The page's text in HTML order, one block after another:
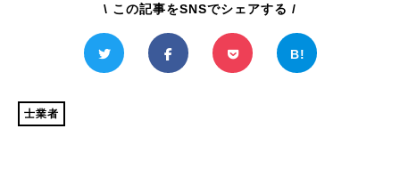
\ この記事をSNSでシェアする /
士業者